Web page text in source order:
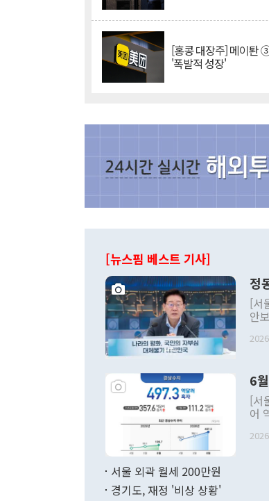
[홍콩 대장주] 메이퇀
'폭발적 성장'
[뉴스핌 베스트 기사]
정
[서
안
발
주
관
관
관
다. [정동영 통일부 장관이 지난달 23일 오후 서울 종로구 정부서울청사에
6
[서
어
료=한국은행] 한국
서울 외곽 월세 200만원
경기도, 재정 '비상 상황'